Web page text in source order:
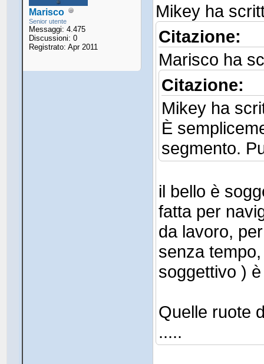
Marisco
Senior utente
Messaggi: 4.475
Discussioni: 0
Registrato: Apr 2011
Mikey ha
Citazione:
Marisco ha
Citazione:
Mikey ha
È
segmento.
il bello è
fatta per
da lavoro,
senza
soggettivo )
Quelle ruote
.....